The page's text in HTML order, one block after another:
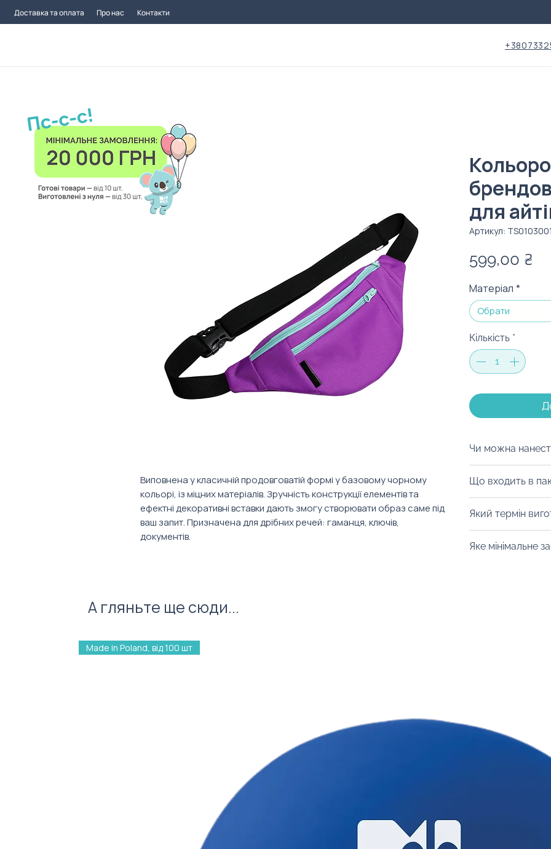
Доставка та оплата Про нас Контакти
Виповнена у класичній продовговатій формі у базовому чорному
кольорі, із міцних матеріалів. Зручність конструкції елементів та
ефектні декоративні вставки дають змогу створювати образ саме під
ваш запит. Призначена для дрібних речей: гаманця, ключів,
документів.
для
Артикул:
599,00 ₴
Матеріал *
Обрати
Кількість *
Чи можна
логотип,
прикольну фразу.
Доступно
Що входить в
екологічний
Кожен з цих
логотипом,
Який термін
конкретний
Яке мінімальне
А гляньте ще сюди...
Made in Poland, від 100 шт